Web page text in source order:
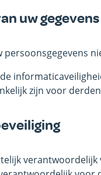
uw gegevens
persoonsgegevens
zijn voor